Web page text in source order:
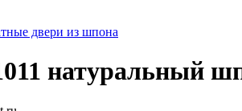
двери из шпона
натуральный